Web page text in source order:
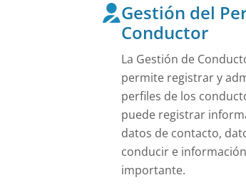
Gestión del
Conductor
La Gestión de
permite registrar y
perfiles de los
puede registrar
datos de contacto,
conducir e
importante.